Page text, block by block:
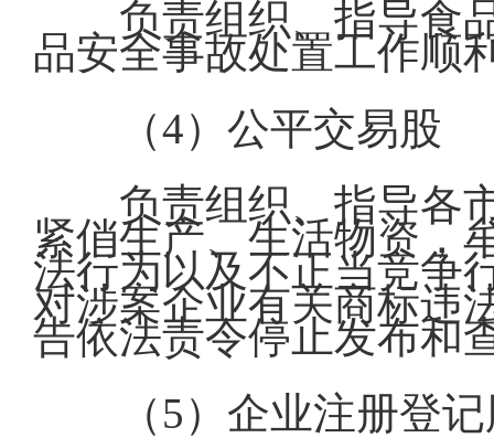
负责组织、指导食
品安全事故处置工作顺
（4）公平交易股
负责组织、指导各
紧俏生产、生活物资，
法行为以及不正当竞争
对涉案企业有关商标违
告依法责令停止发布和
（5）企业注册登